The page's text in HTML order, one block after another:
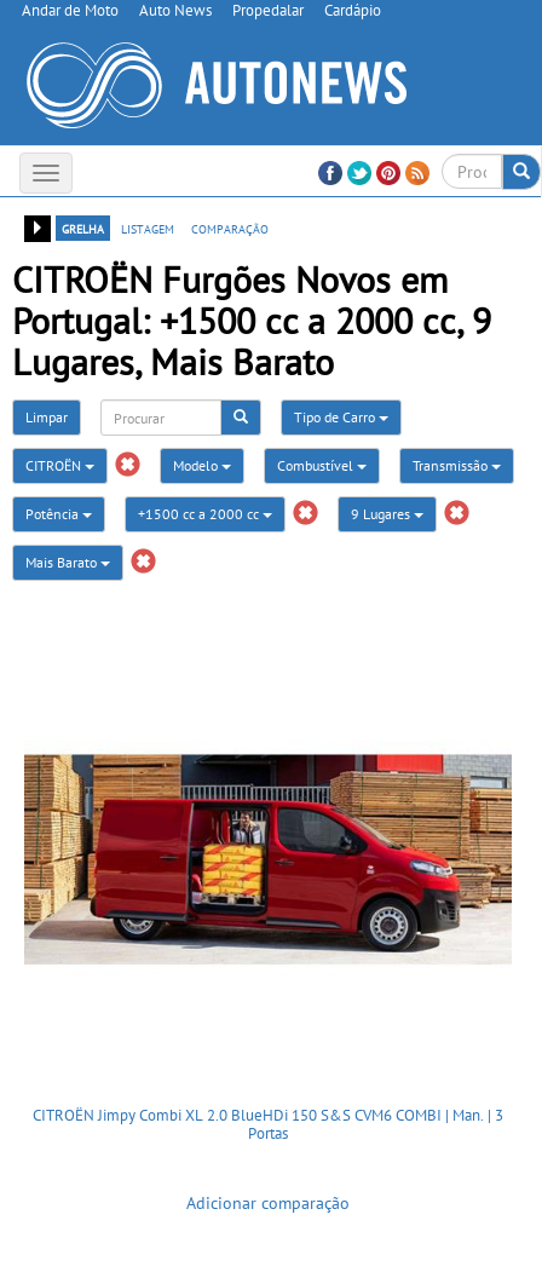
Andar de Moto Auto News Propedalar Cardápio
Toggle
navigation
grelha
listagem comparação
CITROËN Furgões Novos em
Portugal: +1500 cc a 2000 cc, 9
Lugares, Mais Barato
Limpar Tipo de Carro
CITROËN Modelo Combustível Transmissão
Potência +1500 cc a 2000 cc 9 Lugares
Mais Barato
CITROËN Jimpy Combi XL 2.0 BlueHDi 150 S&S CVM6 COMBI | Man. | 3
Portas
Adicionar comparação